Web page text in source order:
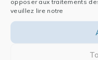
veuillez lire notre
65,
75018